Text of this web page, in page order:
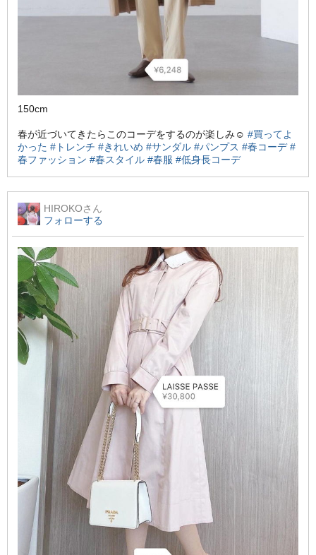
150cm
春が近づいてきたらこのコーデをするのが楽しみ☺️ #買ってよ
かった #トレンチ #きれいめ #サンダル #パンプス #春コーデ #
春ファッション #春スタイル #春服 #低身長コーデ
HIROKOさん
フォローする